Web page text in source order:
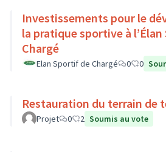
Investissements pour le
la pratique sportive à
Chargé
Elan Sportif de Chargé 0 0
Restauration du terrain de
Projet 0 2 Soumis au vote